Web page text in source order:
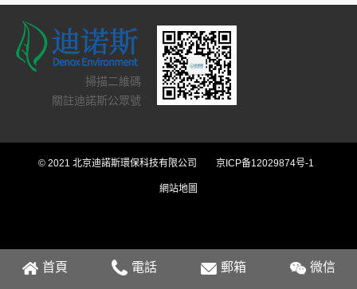
掃描二維碼
關註迪諾斯公眾號
© 2021 北京迪諾斯環保科技有限公司 京ICP备12029874号-1
網站地圖
首頁 電話 郵箱 微信